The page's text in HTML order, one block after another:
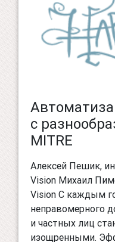
с
MITRE
Алексей Пешик,
Vision Михаил
Vision С каждым
неправомерного
и частных лиц
изощренными.